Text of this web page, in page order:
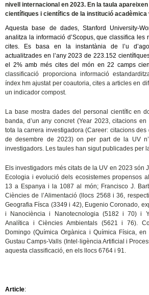
nivell internacional en 2023. En la taula
científiques i científics de la institució acadèmica
Aquesta base de dades, Stanford University-
analitza la informació d’Scopus, que classifica les
cites. Es basa en la instantània de l’u
actualitzades en l’any 2023 de 223.152
el 2% amb més cites del món en 22 camps
classificació proporciona informació
índex hm ajustat per coautoria, cites a articles en
un indicador compost.
La base mostra dades del personal científic en
banda, d’un any concret (Year 2023, citacions
tota la carrera investigadora (Career: citacions des
de desembre de 2023) on per part de la UV
investigadors. Les taules han sigut publicades per
Els investigadors més citats de la UV en 2023 són
Ecologia i evolució dels ecosistemes propensos
13 a Espanya i la 1087 al món; Francisco J.
Ciències de l’Alimentació (llocs 2568 i 36,
Geografia Físca (3349 i 42), Eugenio Coronado,
i Nanociència i Nanotecnologia (5182 i 70) i
Analítica i Ciències Ambientals (5621 i 76).
Domingo (Química Orgànica i Química Física,
Gustau Camps-Valls (Intel·ligència Artificial i
aquesta classificació, en els llocs 6764 i 91.
Article: